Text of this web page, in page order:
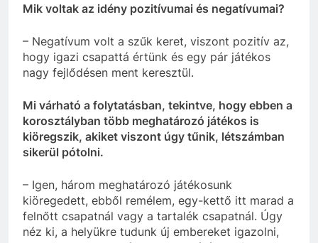
Mik voltak az idény pozitívumai és negatívumai?
– Negatívum volt a szűk keret, viszont pozitív az,
hogy igazi csapattá értünk és egy pár játékos
nagy fejlődésen ment keresztül.
Mi várható a folytatásban, tekintve, hogy ebben a
korosztályban több meghatározó játékos is
kiöregszik, akiket viszont úgy tűnik, létszámban
sikerül pótolni.
– Igen, három meghatározó játékosunk
kiöregedett, ebből remélem, egy-kettő itt marad a
felnőtt csapatnál vagy a tartalék csapatnál. Úgy
néz ki, a helyükre tudunk új embereket igazolni,